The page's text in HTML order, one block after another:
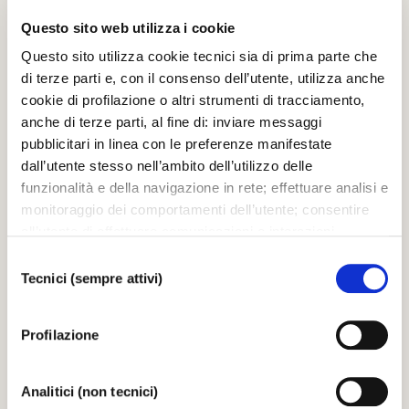
Questo sito web utilizza i cookie
Questo sito utilizza cookie tecnici sia di prima parte che
di terze parti e, con il consenso dell’utente, utilizza anche
cookie di profilazione o altri strumenti di tracciamento,
anche di terze parti, al fine di: inviare messaggi
pubblicitari in linea con le preferenze manifestate
dall’utente stesso nell’ambito dell’utilizzo delle
funzionalità e della navigazione in rete; effettuare analisi e
monitoraggio dei comportamenti dell’utente; consentire
TUTTI”, l’utente acconsente all’uso di tutti i cookie non
tecnici, inclusi quindi quelli di profilazione, analitici e
social. Il consenso è facoltativo e può essere revocato in
qualsiasi momento. Se l’utente desidera modificare le
sinistra dello schermo. Per sapere di più sui cookie che
delTecnici (sempre attivi)
Profilazione
Analitici (non tecnici)
IMMAGINI
RICOSTRUZIONE -La sala
28.03.2006
28.03.2006